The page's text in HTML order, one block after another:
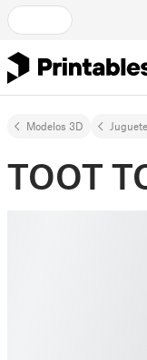
Modelos 3D
TOOT